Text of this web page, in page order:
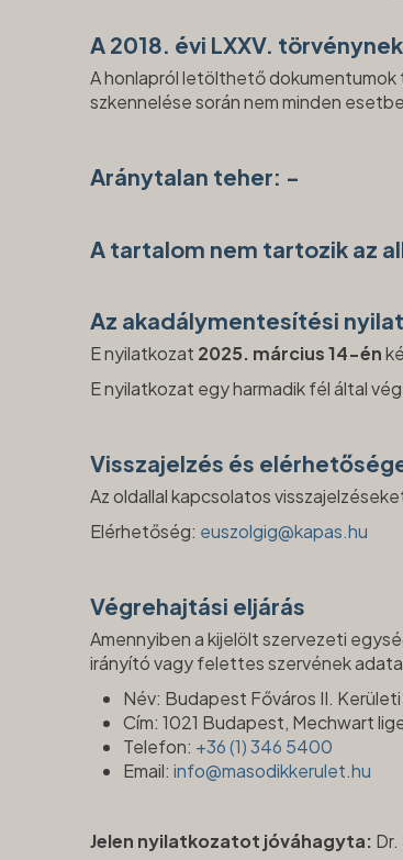
A 2018. évi LXXV.
A honlapról letölthető dokumentumok
szkennelése során nem minden
Aránytalan teher: -
A tartalom nem tartozik az
Az akadálymentesítési
E nyilatkozat 2025. március 14-én
E nyilatkozat egy harmadik fél által
Visszajelzés és
Az oldallal kapcsolatos
Elérhetőség: euszolgig@kapas.hu
Végrehajtási eljárás
Amennyiben a kijelölt szervezeti
irányító vagy felettes szervének
Név: Budapest Főváros II.
Cím: 1021 Budapest, Mechwart
Telefon: +36 (1) 346 5400
Email: info@masodikkerulet.hu
Jelen nyilatkozatot jóváhagyta: